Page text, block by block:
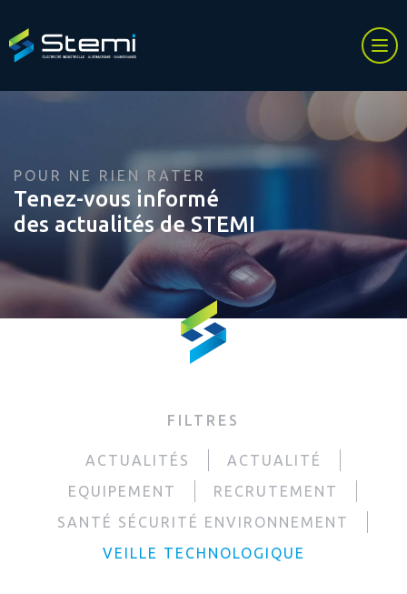
POUR NE RIEN RATER
Tenez-vous informé
des actualités de STEMI
FILTRES
ACTUALITÉS
ACTUALITÉ
EQUIPEMENT
RECRUTEMENT
SANTÉ SÉCURITÉ ENVIRONNEMENT
VEILLE TECHNOLOGIQUE